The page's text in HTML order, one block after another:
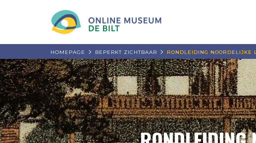
HOMEPAGE BEPERKT ZICHTBAAR RONDLEIDING NOORDELIJKE